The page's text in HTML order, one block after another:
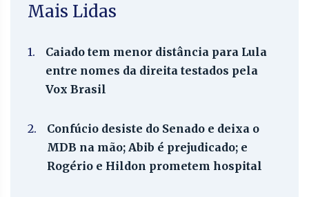
Mais Lidas
1.
Caiado tem menor distância para Lula
entre nomes da direita testados pela
Vox Brasil
2.
Confúcio desiste do Senado e deixa o
MDB na mão; Abib é prejudicado; e
Rogério e Hildon prometem hospital